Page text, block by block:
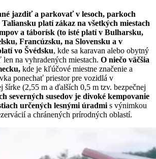
jazdiť a parkovať v lesoch, parkoch
platí zákaz na všetkých miestach
a táborísk (to isté platí v Bulharsku,
Francúzsku, na Slovensku a v
vo Švédsku, kde sa karavan alebo obytný
na vyhradených miestach. O niečo väčšia
kde je kľúčové miestne značenie a
ponechať priestor pre vozidlá v
šírke (2,55 m a ďalších 0,5 m tzv. bezpečnej
severných susedov je divoké kempovanie
určených lesnými úradmi s výnimkou
a chránených prírodných oblastí.